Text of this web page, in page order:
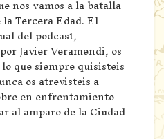
nos vamos a la batalla
Tercera Edad. El
del podcast,
Javier Veramendi, os
que siempre quisisteis
os atrevisteis a
en enfrentamiento
al amparo de la Ciudad